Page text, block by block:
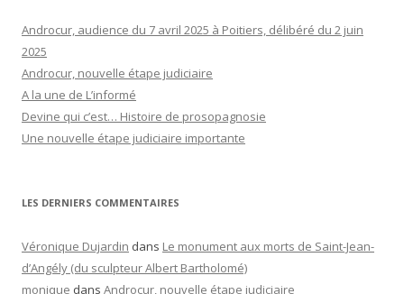
Androcur, audience du 7 avril 2025 à Poitiers, délibéré du 2 juin
2025
Androcur, nouvelle étape judiciaire
A la une de L’informé
Devine qui c’est… Histoire de prosopagnosie
Une nouvelle étape judiciaire importante
LES DERNIERS COMMENTAIRES
Véronique Dujardin dans Le monument aux morts de Saint-Jean-
d’Angély (du sculpteur Albert Bartholomé)
monique dans Androcur, nouvelle étape judiciaire